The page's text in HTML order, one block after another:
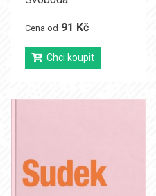
Cena od 91 Kč
Chci koupit